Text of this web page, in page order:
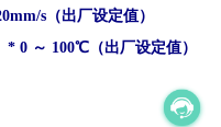
s（出厂设定值）
0 ～ 100℃（出厂设定值）